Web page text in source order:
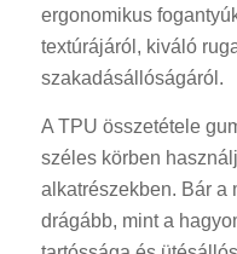
ergonomikus
textúrájáról, kiváló
szakadásállóságáról.
A TPU összetétele
széles körben
alkatrészekben. Bár a
drágább, mint a